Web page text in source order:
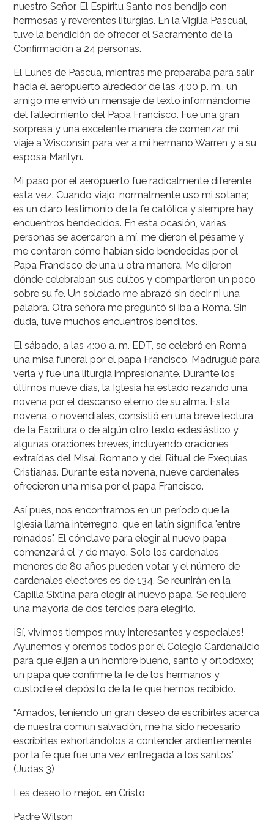
nuestro Señor. El Espíritu Santo nos bendijo con
hermosas y reverentes liturgias. En la Vigilia Pascual,
tuve la bendición de ofrecer el Sacramento de la
Confirmación a 24 personas.
El Lunes de Pascua, mientras me preparaba para salir
hacia el aeropuerto alrededor de las 4:00 p. m., un
amigo me envió un mensaje de texto informándome
del fallecimiento del Papa Francisco. Fue una gran
sorpresa y una excelente manera de comenzar mi
viaje a Wisconsin para ver a mi hermano Warren y a su
esposa Marilyn.
Mi paso por el aeropuerto fue radicalmente diferente
esta vez. Cuando viajo, normalmente uso mi sotana;
es un claro testimonio de la fe católica y siempre hay
encuentros bendecidos. En esta ocasión, varias
personas se acercaron a mí, me dieron el pésame y
me contaron cómo habían sido bendecidas por el
Papa Francisco de una u otra manera. Me dijeron
dónde celebraban sus cultos y compartieron un poco
sobre su fe. Un soldado me abrazó sin decir ni una
palabra. Otra señora me preguntó si iba a Roma. Sin
duda, tuve muchos encuentros benditos.
El sábado, a las 4:00 a. m. EDT, se celebró en Roma
una misa funeral por el papa Francisco. Madrugué para
verla y fue una liturgia impresionante. Durante los
últimos nueve días, la Iglesia ha estado rezando una
novena por el descanso eterno de su alma. Esta
novena, o novendiales, consistió en una breve lectura
de la Escritura o de algún otro texto eclesiástico y
algunas oraciones breves, incluyendo oraciones
extraídas del Misal Romano y del Ritual de Exequias
Cristianas. Durante esta novena, nueve cardenales
ofrecieron una misa por el papa Francisco.
Así pues, nos encontramos en un período que la
Iglesia llama interregno, que en latín significa "entre
reinados". El cónclave para elegir al nuevo papa
comenzará el 7 de mayo. Solo los cardenales
menores de 80 años pueden votar, y el número de
cardenales electores es de 134. Se reunirán en la
Capilla Sixtina para elegir al nuevo papa. Se requiere
una mayoría de dos tercios para elegirlo.
¡Sí, vivimos tiempos muy interesantes y especiales!
Ayunemos y oremos todos por el Colegio Cardenalicio
para que elijan a un hombre bueno, santo y ortodoxo;
un papa que confirme la fe de los hermanos y
custodie el depósito de la fe que hemos recibido.
“Amados, teniendo un gran deseo de escribirles acerca
de nuestra común salvación, me ha sido necesario
escribirles exhortándolos a contender ardientemente
por la fe que fue una vez entregada a los santos.”
(Judas 3)
Les deseo lo mejor… en Cristo,
Padre Wilson